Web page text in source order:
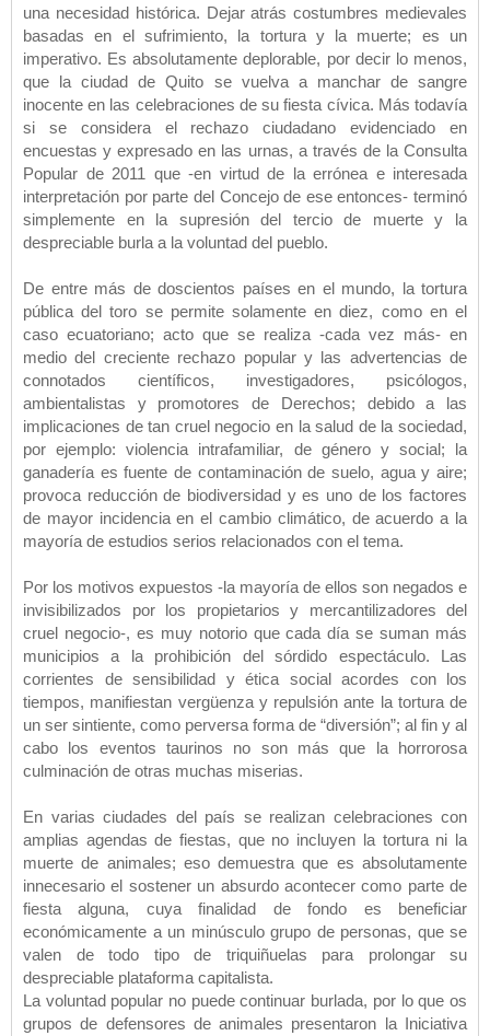
una necesidad histórica. Dejar atrás costumbres medievales
basadas en el sufrimiento, la tortura y la muerte; es un
imperativo. Es absolutamente deplorable, por decir lo menos,
que la ciudad de Quito se vuelva a manchar de sangre
inocente en las celebraciones de su fiesta cívica. Más todavía
si se considera el rechazo ciudadano evidenciado en
encuestas y expresado en las urnas, a través de la Consulta
Popular de 2011 que -en virtud de la errónea e interesada
interpretación por parte del Concejo de ese entonces- terminó
simplemente en la supresión del tercio de muerte y la
despreciable burla a la voluntad del pueblo.
De entre más de doscientos países en el mundo, la tortura
pública del toro se permite solamente en diez, como en el
caso ecuatoriano; acto que se realiza -cada vez más- en
medio del creciente rechazo popular y las advertencias de
connotados científicos, investigadores, psicólogos,
ambientalistas y promotores de Derechos; debido a las
implicaciones de tan cruel negocio en la salud de la sociedad,
por ejemplo: violencia intrafamiliar, de género y social; la
ganadería es fuente de contaminación de suelo, agua y aire;
provoca reducción de biodiversidad y es uno de los factores
de mayor incidencia en el cambio climático, de acuerdo a la
mayoría de estudios serios relacionados con el tema.
Por los motivos expuestos -la mayoría de ellos son negados e
invisibilizados por los propietarios y mercantilizadores del
cruel negocio-, es muy notorio que cada día se suman más
municipios a la prohibición del sórdido espectáculo. Las
corrientes de sensibilidad y ética social acordes con los
tiempos, manifiestan vergüenza y repulsión ante la tortura de
un ser sintiente, como perversa forma de “diversión”; al fin y al
cabo los eventos taurinos no son más que la horrorosa
culminación de otras muchas miserias.
En varias ciudades del país se realizan celebraciones con
amplias agendas de fiestas, que no incluyen la tortura ni la
muerte de animales; eso demuestra que es absolutamente
innecesario el sostener un absurdo acontecer como parte de
fiesta alguna, cuya finalidad de fondo es beneficiar
económicamente a un minúsculo grupo de personas, que se
valen de todo tipo de triquiñuelas para prolongar su
despreciable plataforma capitalista.
La voluntad popular no puede continuar burlada, por lo que os
grupos de defensores de animales presentaron la Iniciativa